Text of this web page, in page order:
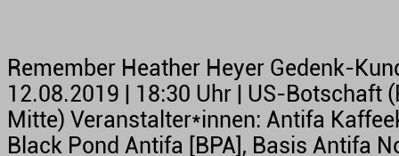
Remember Heather Heyer Gedenk-
12.08.2019 | 18:30 Uhr | US-Botschaft
Mitte) Veranstalter*innen: Antifa
Black Pond Antifa [BPA], Basis Antifa